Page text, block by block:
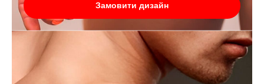
Замовити дизайн